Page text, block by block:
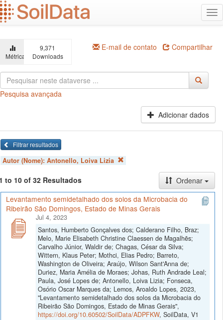
Ir
para
o
principal
Métricas
9,371
Downloads
E-mail de contato Compartilhar
Pesquisa avançada
Adicionar dados
Filtrar resultados
Autor (Nome): Antonello, Loiva Lizia
to 10 of 32 Resultados
Ordenar
Levantamento semidetalhado dos solos da Microbacia do
Ribeirão São Domingos, Estado de Minas Gerais
Jul 4, 2023
Santos, Humberto Gonçalves dos; Calderano Filho, Braz;
Melo, Marie Elisabeth Christine Claessen de Magalhẽs;
Carvalho Júnior, Waldir de; Chagas, César da Silva;
Wittern, Klaus Peter; Mothci, Elias Pedro; Barreto,
Washington de Oliveira; Araújo, Wilson Sant'Anna de;
Duriez, Maria Amélia de Moraes; Johas, Ruth Andrade Leal;
Paula, José Lopes de; Antonello, Loiva Lizia; Fonseca,
Osório Oscar Marques da; Lemos, Aroaldo Lopes, 2023,
"Levantamento semidetalhado dos solos da Microbacia do
Ribeirão São Domingos, Estado de Minas Gerais",
https://doi.org/10.60502/SoilData/ADPFKW, SoilData, V1